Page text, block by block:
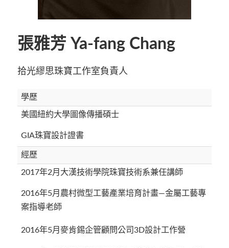
張雅芳 Ya-fang Chang
拾光繆思珠寶工作室負責人
學歷
美國紐約大學圖像傳播碩士
GIA珠寶設計證書
經歷
2017年2月大漢技術學院珠寶技術系兼任講師
2016年5月農村微型工藝產業培育計畫—金屬工藝專
案指導老師
2016年5月麥肯錫企管顧問公司3D設計工作營